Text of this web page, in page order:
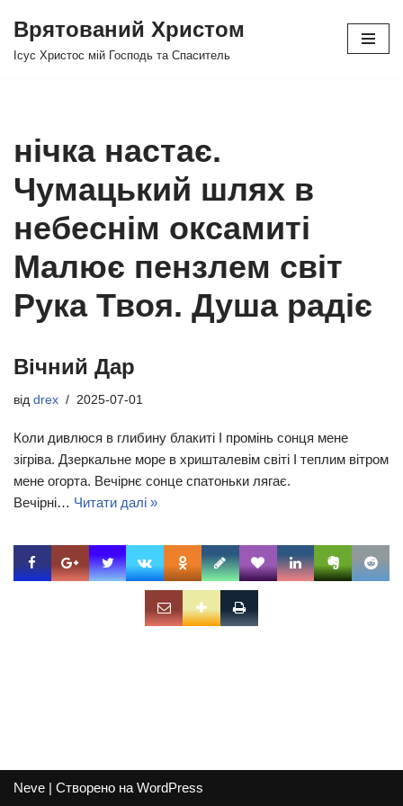
Перейти
Врятований Христом
Ісус Христос мій Господь та Спаситель
нічка настає.
Чумацький шлях в
небеснім оксамиті
Малює пензлем світ
Рука Твоя. Душа радіє
Вічний Дар
від drex 2025-07-01
Коли дивлюся в глибину блакиті І промінь сонця мене
зігріва. Дзеркальне море в хришталевім світі І теплим вітром
мене огорта. Вечірнє сонце спатоньки лягає.
Вечірні… Читати далі »
Neve | Створено на WordPress